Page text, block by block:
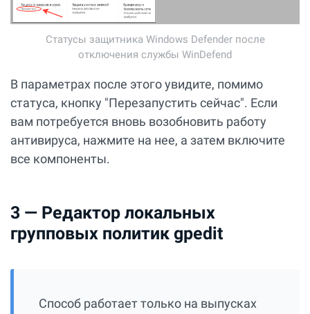
Статусы защитника Windows Defender после
отключения службы WinDefend
В параметрах после этого увидите, помимо
статуса, кнопку "Перезапустить сейчас". Если
вам потребуется вновь возобновить работу
антивируса, нажмите на нее, а затем включите
все компоненты.
3 — Редактор локальных
групповых политик gpedit
Способ работает только на выпусках